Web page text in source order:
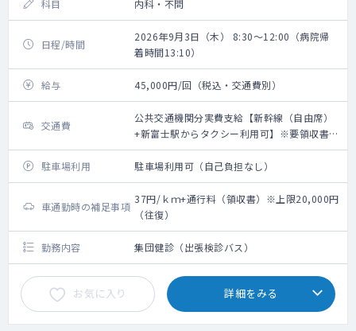
科目 内科・不問
日程/時間
2026年9月3日（木） 8:30～12:00（病院帰
着時間13:10）
給与 45,000円/回（税込・交通費別）
交通費
公共交通機関分実費支給【新幹線（自由席）
+新富士駅からタクシー利用可】※要領収書・
上限20,000円（往復）
駐車場利用
駐車場利用可（自己負担なし）
車通勤時の補足事項
37円/ｋｍ+通行料（領収書）※上限20,000円
（往復）
勤務内容 集団健診（出張検診バス）
お気に入り 詳細をみる